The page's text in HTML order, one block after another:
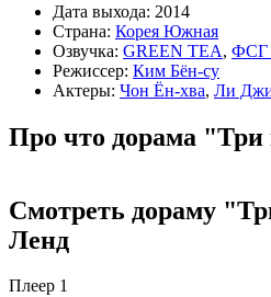
Дата выхода: 2014
Страна: Корея Южная
Озвучка: GREEN TEA, ФСГ
Режиссер: Ким Бён-су
Актеры: Чон Ён-хва, Ли
Про что дорама "Три
Смотреть дораму
Ленд
Плеер 1